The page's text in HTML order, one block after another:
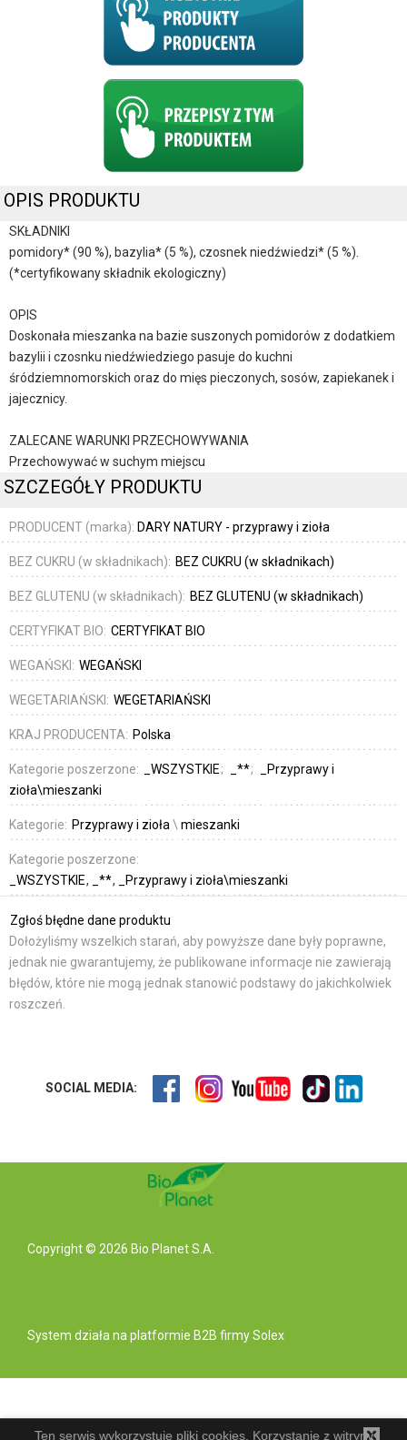
OPIS PRODUKTU
SKŁADNIKI
pomidory* (90 %), bazylia* (5 %), czosnek niedźwiedzi* (5 %).
(*certyfikowany składnik ekologiczny)
OPIS
Doskonała mieszanka na bazie suszonych pomidorów z dodatkiem
bazylii i czosnku niedźwiedziego pasuje do kuchni
śródziemnomorskich oraz do mięs pieczonych, sosów, zapiekanek i
jajecznicy.
ZALECANE WARUNKI PRZECHOWYWANIA
Przechowywać w suchym miejscu
SZCZEGÓŁY PRODUKTU
PRODUCENT (marka): DARY NATURY - przyprawy i zioła
BEZ CUKRU (w składnikach): BEZ CUKRU (w składnikach)
BEZ GLUTENU (w składnikach): BEZ GLUTENU (w składnikach)
CERTYFIKAT BIO: CERTYFIKAT BIO
WEGAŃSKI: WEGAŃSKI
WEGETARIAŃSKI: WEGETARIAŃSKI
KRAJ PRODUCENTA: Polska
Kategorie poszerzone: _WSZYSTKIE _**
_Przyprawy i
zioła\mieszanki
Kategorie: Przyprawy i zioła \ mieszanki
Kategorie poszerzone:
_WSZYSTKIE
_** _Przyprawy i zioła\mieszanki
Zgłoś błędne dane produktu
Dołożyliśmy wszelkich starań, aby powyższe dane były poprawne,
jednak nie gwarantujemy, że publikowane informacje nie zawierają
błędów, które nie mogą jednak stanowić podstawy do jakichkolwiek
roszczeń.
SOCIAL MEDIA:
Copyright © 2026 Bio Planet S.A.
System działa na platformie B2B firmy Solex
Ten serwis wykorzystuje pliki cookies. Korzystanie z witryny